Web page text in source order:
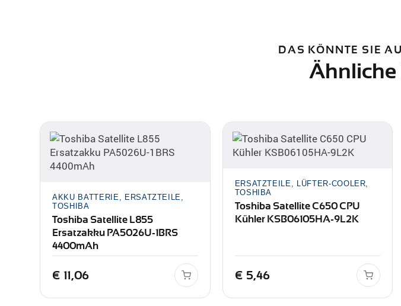
DAS KÖNNTE SIE
Ähnliche
AKKU BATTERIE, ERSATZTEILE,
TOSHIBA
Toshiba Satellite L855
Ersatzakku PA5026U-1BRS
4400mAh
€ 11,06
ERSATZTEILE, LÜFTER-COOLER,
TOSHIBA
Toshiba Satellite C650 CPU
Kühler KSB06105HA-9L2K
€ 5,46